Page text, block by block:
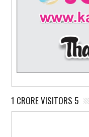
1 CRORE VISITORS 5